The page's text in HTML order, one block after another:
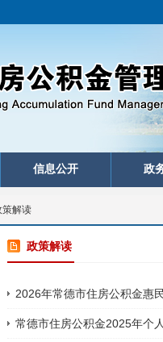
信息公开 政
策解读
政策解读
2026年常德市住房公积金惠
常德市住房公积金2025年个